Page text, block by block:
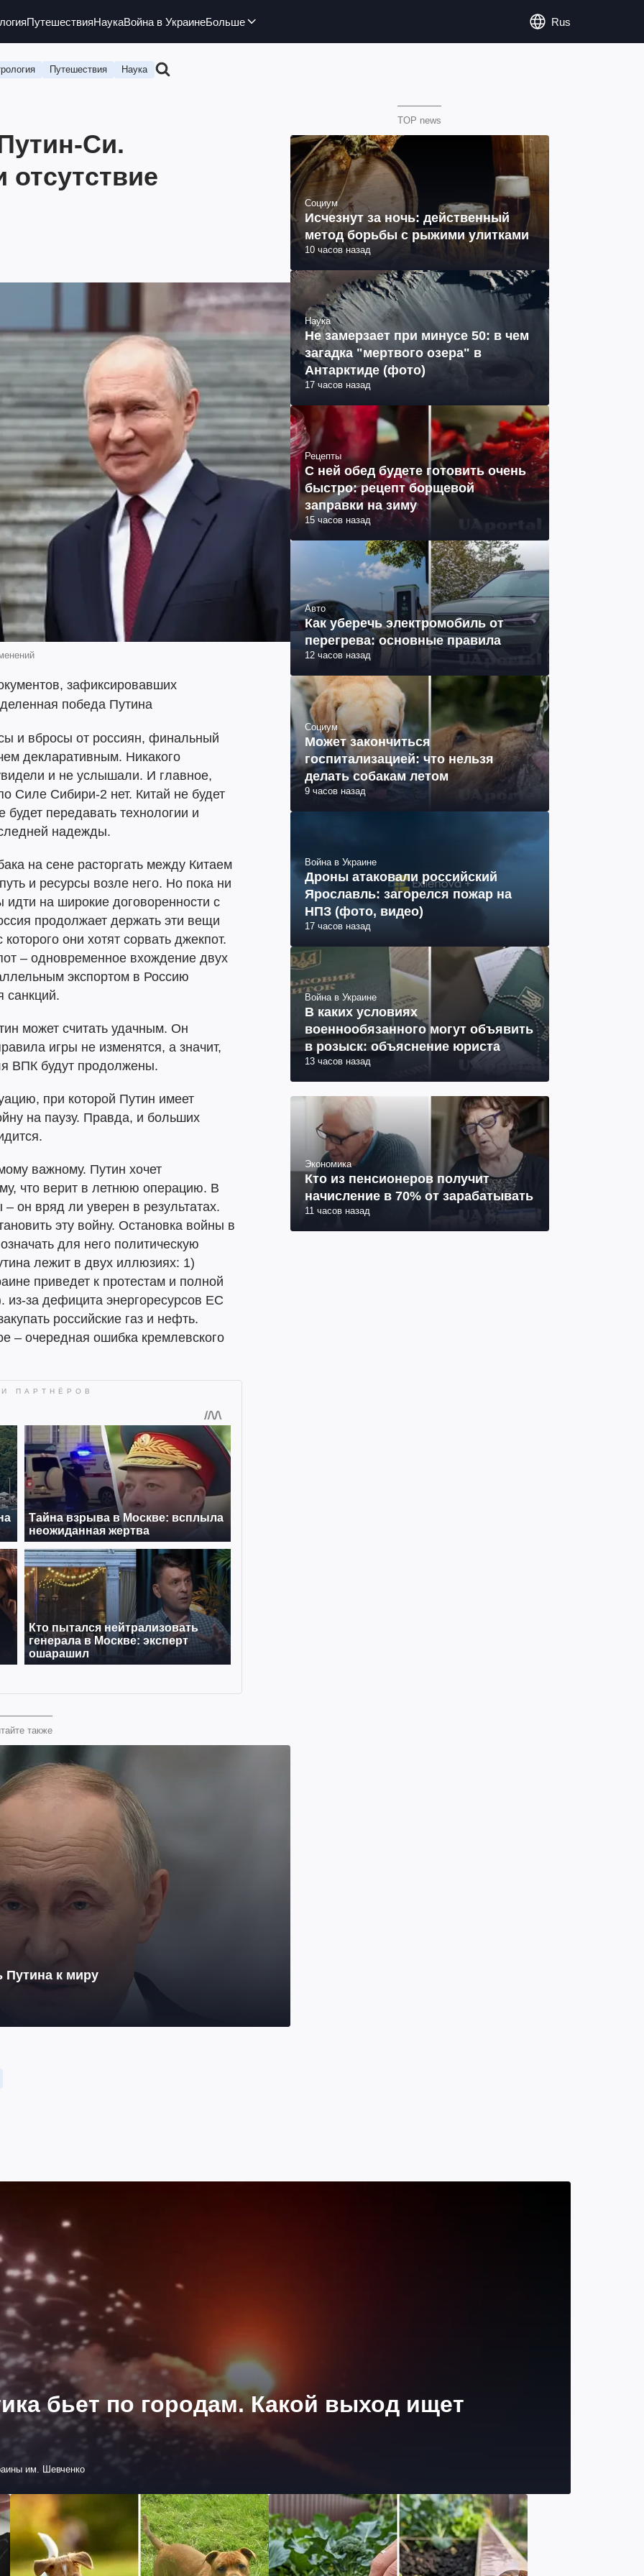
ПутешествияНаукаВойна в УкраинеБольше Rus
Путешествия Наука
Си.
зафиксировавших
победа Путина
и вбросы от россиян, финальный
декларативным. Никакого
и не услышали. И главное,
Силе Сибири-2 нет. Китай не будет
передавать технологии и
надежды.
на сене расторгать между Китаем
и ресурсы возле него. Но пока ни
на широкие договоренности с
продолжает держать эти вещи
они хотят сорвать джекпот.
– одновременное вхождение двух
экспортом в Россию
санкций.
может считать удачным. Он
игры не изменятся, а значит,
ВПК будут продолжены.
при которой Путин имеет
на паузу. Правда, и больших
важному. Путин хочет
что верит в летнюю операцию. В
он вряд ли уверен в результатах.
эту войну. Остановка войны в
для него политическую
лежит в двух иллюзиях: 1)
приведет к протестам и полной
из-за дефицита энергоресурсов ЕС
российские газ и нефть.
– очередная ошибка кремлевского
также
к миру
TOP news
Социум
Исчезнут за ночь: действенный
метод борьбы с рыжими улитками
10 часов назад
Наука
Не замерзает при минусе 50: в чем
загадка "мертвого озера" в
Антарктиде (фото)
17 часов назад
Рецепты
С ней обед будете готовить очень
быстро: рецепт борщевой
заправки на зиму
15 часов назад
Авто
Как уберечь электромобиль от
перегрева: основные правила
12 часов назад
Социум
Может закончиться
госпитализацией: что нельзя
делать собакам летом
9 часов назад
Война в Украине
Дроны атаковали российский
Ярославль: загорелся пожар на
НПЗ (фото, видео)
17 часов назад
Война в Украине
В каких условиях
военнообязанного могут объявить
в розыск: объяснение юриста
13 часов назад
Экономика
Кто из пенсионеров получит
начисление в 70% от зарабатывать
11 часов назад
бьет по городам. Какой выход ищет
им. Шевченко